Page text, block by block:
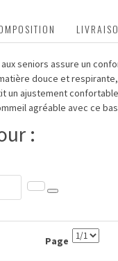
seniors assure un
douce et
un ajustement
agréable avec ce
:
Page